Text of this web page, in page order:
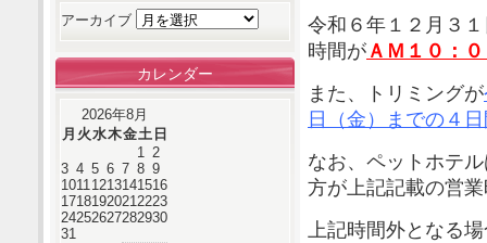
令和６年１２月３
時間がＡＭ１０：
また、トリミングが
日（金）までの４
なお、ペットホテ
方が上記記載の営
上記時間外となる
アーカイブ
カレンダー
2026年8月
月 火水木金土 日
1 2
3 4 5 6 7 8 9
10111213141516
17181920212223
24252627282930
31